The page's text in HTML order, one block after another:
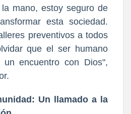
mano, estoy seguro de
esta sociedad.
preventivos a todos
que el ser humano
un encuentro con Dios",
Un llamado a la